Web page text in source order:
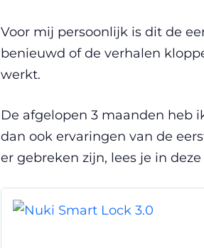
Voor mij persoonlijk is dit de
benieuwd of de verhalen
werkt.
De afgelopen 3 maanden heb
dan ook ervaringen van de
er gebreken zijn, lees je in